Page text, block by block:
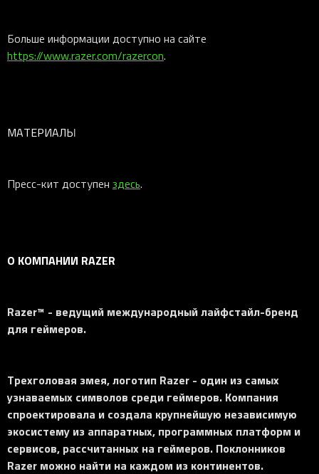
Больше информации доступно на сайте
https://www.razer.com/razercon.
МАТЕРИАЛЫ
Пресс-кит доступен здесь.
О КОМПАНИИ RAZER
Razer™ - ведущий международный лайфстайл-бренд
для геймеров.
Трехголовая змея, логотип Razer - один из самых
узнаваемых символов среди геймеров. Компания
спроектировала и создала крупнейшую независимую
экосистему из аппаратных, программных платформ и
сервисов, рассчитанных на геймеров. Поклонников
Razer можно найти на каждом из континентов.